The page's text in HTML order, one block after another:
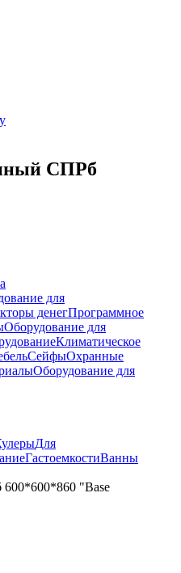
СПРб
для
денегПрограммное
Оборудование для
Климатическое
СейфыОхранные
Оборудование для
Для
ГастоемкостиВанны
"Base